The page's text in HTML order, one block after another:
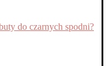
do czarnych spodni?